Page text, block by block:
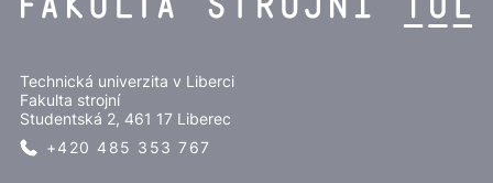
Technická univerzita v Liberci
Fakulta strojní
Studentská 2, 461 17 Liberec
+420 485 353 767